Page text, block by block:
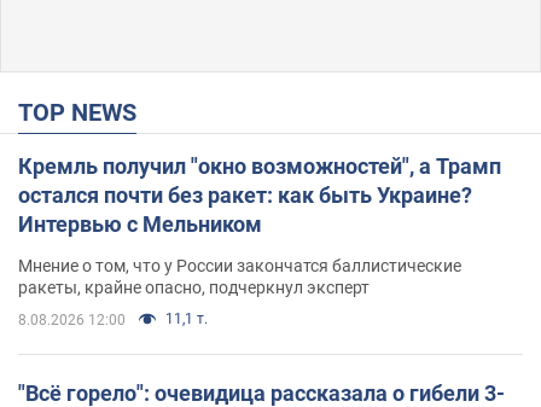
TOP NEWS
Кремль получил "окно возможностей", а Трамп
остался почти без ракет: как быть Украине?
Интервью с Мельником
Мнение о том, что у России закончатся баллистические
ракеты, крайне опасно, подчеркнул эксперт
8.08.2026 12:00 11,1 т.
"Всё горело": очевидица рассказала о гибели 3-